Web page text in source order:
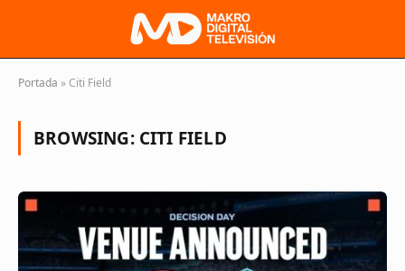
Portada »Citi Field
BROWSING: CITI FIELD